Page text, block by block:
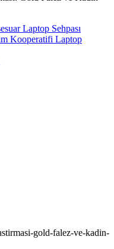
Laptop Sehpası
Kooperatifi Laptop
gold-falez-ve-kadin-